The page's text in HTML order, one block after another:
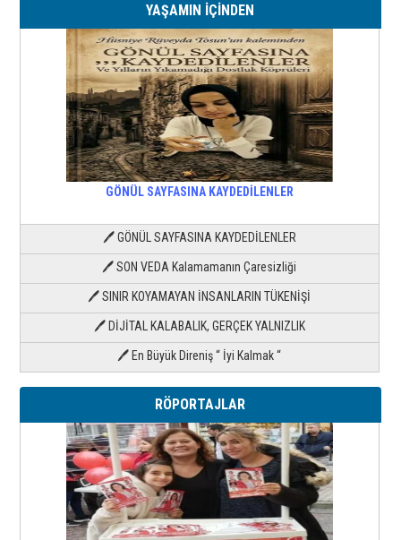
YAŞAMIN İÇİNDEN
GÖNÜL SAYFASINA KAYDEDİLENLER
🖊 GÖNÜL SAYFASINA KAYDEDİLENLER
🖊 SON VEDA Kalamamanın Çaresizliği
🖊 SINIR KOYAMAYAN İNSANLARIN TÜKENİŞİ
🖊 DİJİTAL KALABALIK, GERÇEK YALNIZLIK
🖊 En Büyük Direniş “ İyi Kalmak “
RÖPORTAJLAR